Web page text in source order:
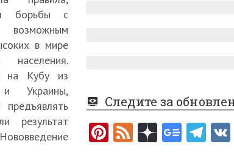
борьбы с
возможным
в мире
населения.
на Кубу из
Украины,
результат
Следите за
Pi F